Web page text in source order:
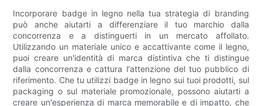
Incorporare badge in legno nella tua strategia di branding
può anche aiutarti a differenziare il tuo marchio dalla
concorrenza e a distinguerti in un mercato affollato.
Utilizzando un materiale unico e accattivante come il legno,
puoi creare un'identità di marca distintiva che ti distingue
dalla concorrenza e cattura l'attenzione del tuo pubblico di
riferimento. Che tu utilizzi badge in legno sui tuoi prodotti, sul
packaging o sul materiale promozionale, possono aiutarti a
creare un'esperienza di marca memorabile e di impatto, che